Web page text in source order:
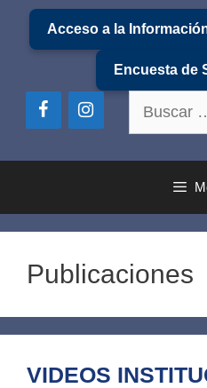
Saltar
contenido
Acceso a la
Encuesta de
Publicaciones
VIDEOS